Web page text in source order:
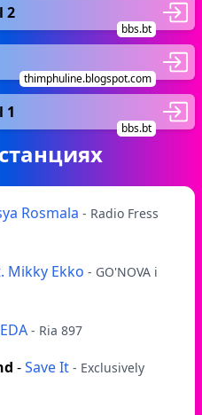
2
bbs.bt
thimphuline.blogspot.com
1
bbs.bt
Rosmala - Radio Fress
Mikky Ekko - GO'NOVA i
- Ria 897
-Save It - Exclusively